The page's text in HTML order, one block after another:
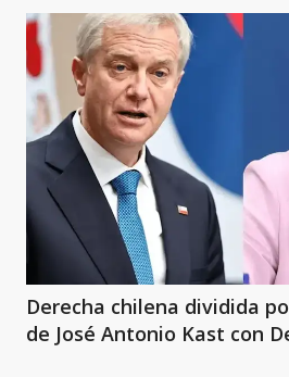
Derecha chilena dividida
de José Antonio Kast con